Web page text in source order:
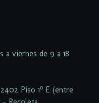
a viernes de 9 a 18
Piso 1º E (entre